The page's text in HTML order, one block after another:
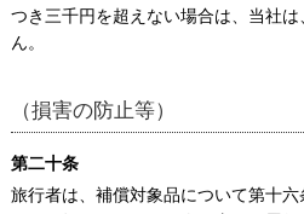
つき三千円を超えない場合は、当社
ん。
（損害の防止等）
第二十条
旅行者は、補償対象品について第十